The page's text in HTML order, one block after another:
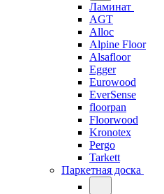
Ламинат
AGT
Alloc
Alpine Floor
Alsafloor
Egger
Eurowood
EverSense
floorpan
Floorwood
Kronotex
Pergo
Tarkett
Паркетная доска